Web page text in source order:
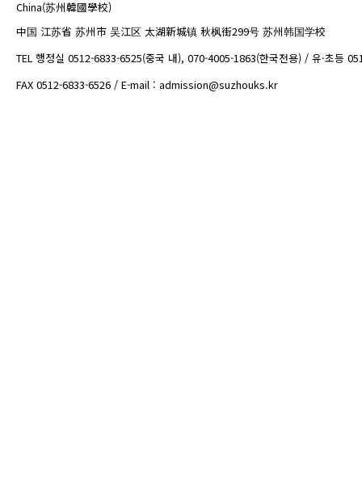
China(苏州韓國學校)
中国 江苏省 苏州市 吴江区 太湖新城镇 秋枫街299号 苏州韩国学校
TEL 행정실 0512-6833-6525(중국 내), 070-4005-1863(한국전용) / 유·초등
FAX 0512-6833-6526 / E-mail : admission@suzhouks.kr